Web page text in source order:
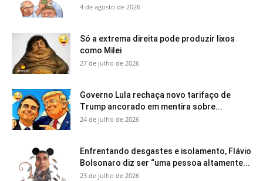
4 de agosto de 2026
Só a extrema direita pode produzir lixos
como Milei
27 de julho de 2026
Governo Lula rechaça novo tarifaço de
Trump ancorado em mentira sobre...
24 de julho de 2026
Enfrentando desgastes e isolamento, Flávio
Bolsonaro diz ser “uma pessoa altamente...
23 de julho de 2026